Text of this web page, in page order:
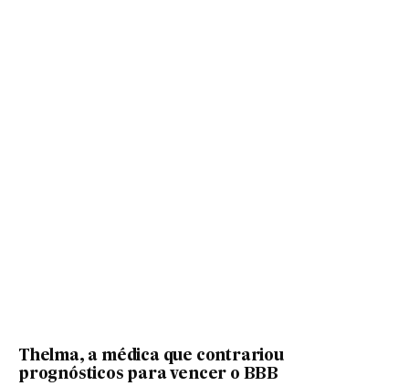
Thelma, a médica que contrariou
prognósticos para vencer o BBB